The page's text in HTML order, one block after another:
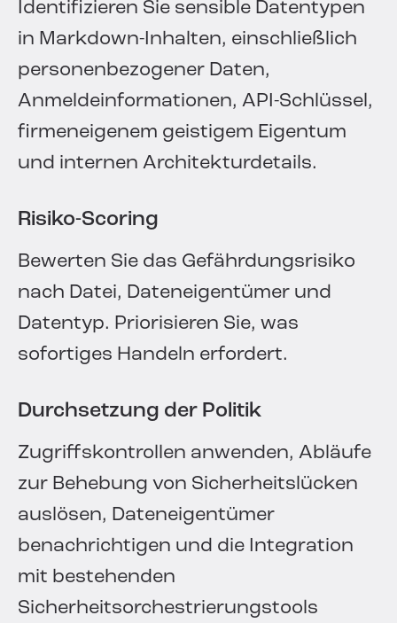
Identifizieren Sie sensible Datentypen
in Markdown-Inhalten, einschließlich
personenbezogener Daten,
Anmeldeinformationen, API-Schlüssel,
firmeneigenem geistigem Eigentum
und internen Architekturdetails.
Risiko-Scoring
Bewerten Sie das Gefährdungsrisiko
nach Datei, Dateneigentümer und
Datentyp. Priorisieren Sie, was
sofortiges Handeln erfordert.
Durchsetzung der Politik
Zugriffskontrollen anwenden, Abläufe
zur Behebung von Sicherheitslücken
auslösen, Dateneigentümer
benachrichtigen und die Integration
mit bestehenden
Sicherheitsorchestrierungstools